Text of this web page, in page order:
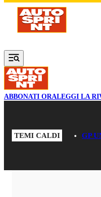
Vai al contenuto principale
ABBONATI ORALEGGI LA
TEMI CALDI GP